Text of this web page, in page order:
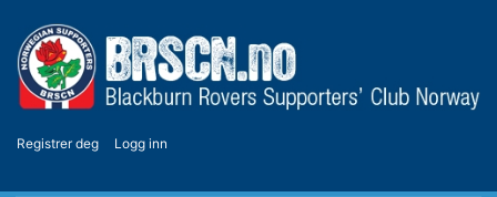
Registrer deg Logg inn